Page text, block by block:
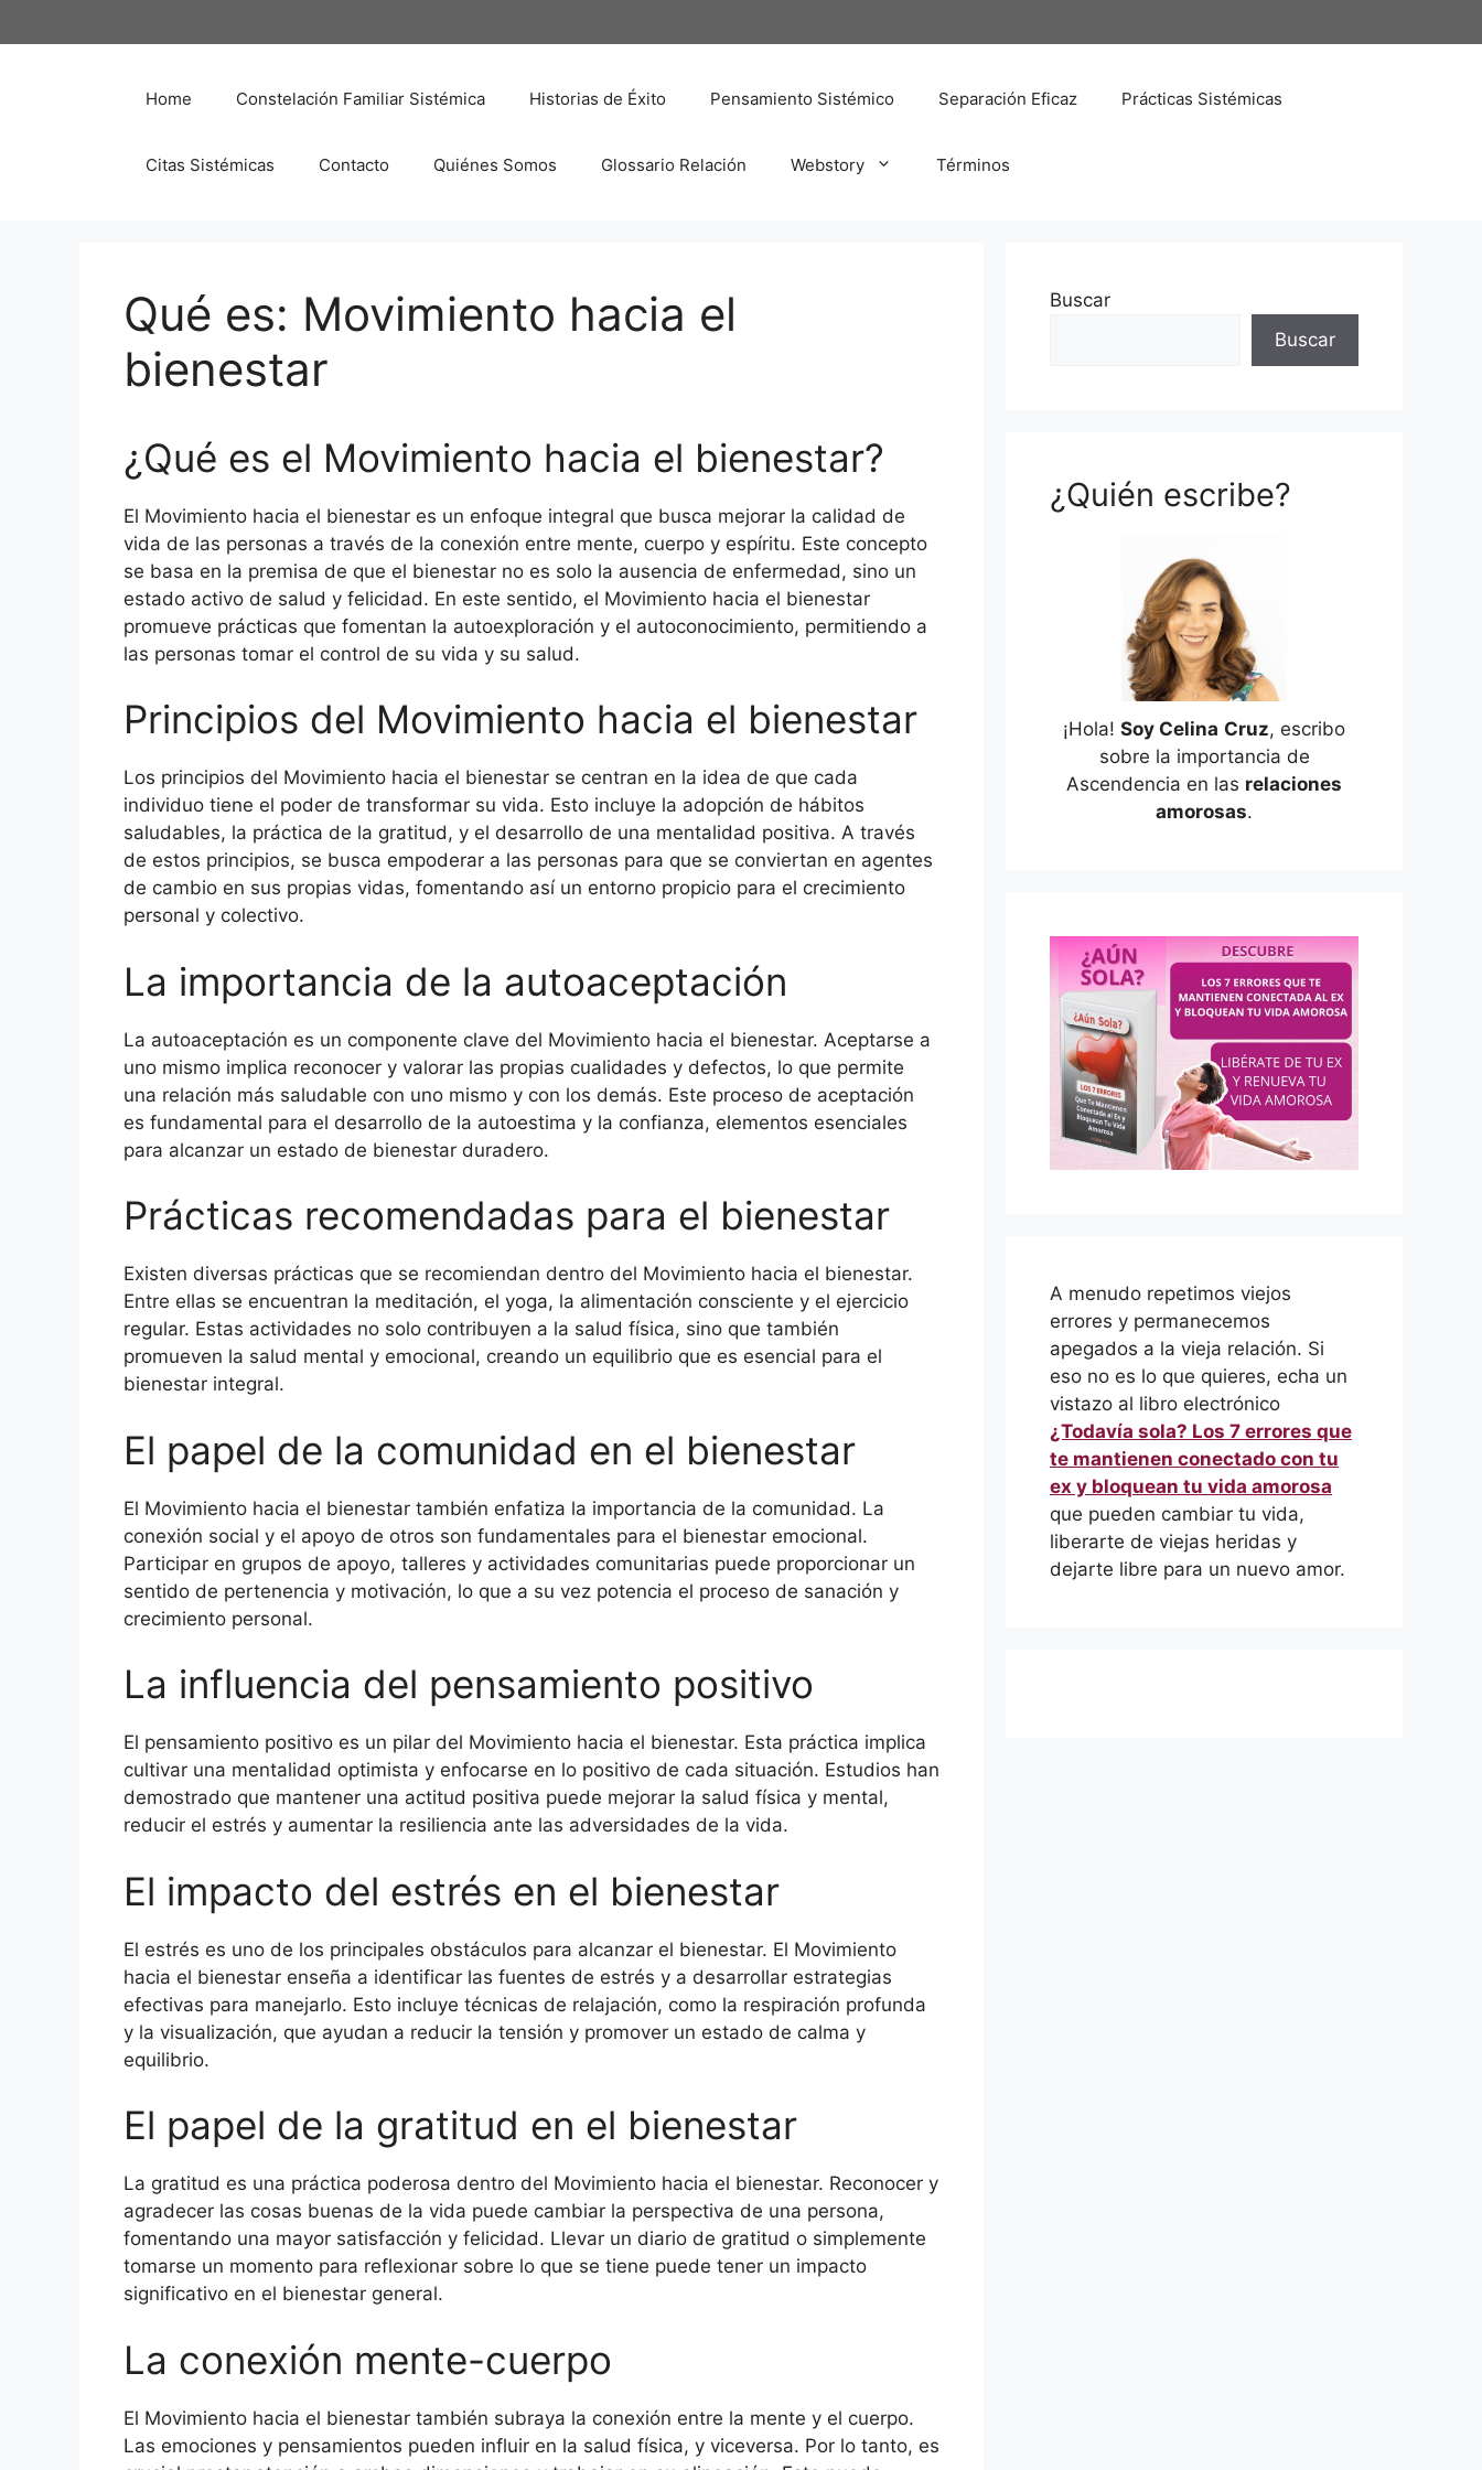
al
Home Constelación Familiar Sistémica Historias de Éxito Pensamiento Sistémico Separación Eficaz Prácticas Sistémicas
Citas Sistémicas Contacto Quiénes Somos Glossario Relación Webstory Términos
Qué es: Movimiento hacia el
bienestar
¿Qué es el Movimiento hacia el bienestar?
El Movimiento hacia el bienestar es un enfoque integral que busca mejorar la calidad de
vida de las personas a través de la conexión entre mente, cuerpo y espíritu. Este concepto
se basa en la premisa de que el bienestar no es solo la ausencia de enfermedad, sino un
estado activo de salud y felicidad. En este sentido, el Movimiento hacia el bienestar
promueve prácticas que fomentan la autoexploración y el autoconocimiento, permitiendo a
las personas tomar el control de su vida y su salud.
Principios del Movimiento hacia el bienestar
Los principios del Movimiento hacia el bienestar se centran en la idea de que cada
individuo tiene el poder de transformar su vida. Esto incluye la adopción de hábitos
saludables, la práctica de la gratitud, y el desarrollo de una mentalidad positiva. A través
de estos principios, se busca empoderar a las personas para que se conviertan en agentes
de cambio en sus propias vidas, fomentando así un entorno propicio para el crecimiento
personal y colectivo.
La importancia de la autoaceptación
La autoaceptación es un componente clave del Movimiento hacia el bienestar. Aceptarse a
uno mismo implica reconocer y valorar las propias cualidades y defectos, lo que permite
una relación más saludable con uno mismo y con los demás. Este proceso de aceptación
es fundamental para el desarrollo de la autoestima y la confianza, elementos esenciales
para alcanzar un estado de bienestar duradero.
Prácticas recomendadas para el bienestar
Existen diversas prácticas que se recomiendan dentro del Movimiento hacia el bienestar.
Entre ellas se encuentran la meditación, el yoga, la alimentación consciente y el ejercicio
regular. Estas actividades no solo contribuyen a la salud física, sino que también
promueven la salud mental y emocional, creando un equilibrio que es esencial para el
bienestar integral.
El papel de la comunidad en el bienestar
El Movimiento hacia el bienestar también enfatiza la importancia de la comunidad. La
conexión social y el apoyo de otros son fundamentales para el bienestar emocional.
Participar en grupos de apoyo, talleres y actividades comunitarias puede proporcionar un
sentido de pertenencia y motivación, lo que a su vez potencia el proceso de sanación y
crecimiento personal.
La influencia del pensamiento positivo
El pensamiento positivo es un pilar del Movimiento hacia el bienestar. Esta práctica implica
cultivar una mentalidad optimista y enfocarse en lo positivo de cada situación. Estudios han
demostrado que mantener una actitud positiva puede mejorar la salud física y mental,
reducir el estrés y aumentar la resiliencia ante las adversidades de la vida.
El impacto del estrés en el bienestar
El estrés es uno de los principales obstáculos para alcanzar el bienestar. El Movimiento
hacia el bienestar enseña a identificar las fuentes de estrés y a desarrollar estrategias
efectivas para manejarlo. Esto incluye técnicas de relajación, como la respiración profunda
y la visualización, que ayudan a reducir la tensión y promover un estado de calma y
equilibrio.
El papel de la gratitud en el bienestar
La gratitud es una práctica poderosa dentro del Movimiento hacia el bienestar. Reconocer y
agradecer las cosas buenas de la vida puede cambiar la perspectiva de una persona,
fomentando una mayor satisfacción y felicidad. Llevar un diario de gratitud o simplemente
tomarse un momento para reflexionar sobre lo que se tiene puede tener un impacto
significativo en el bienestar general.
La conexión mente-cuerpo
El Movimiento hacia el bienestar también subraya la conexión entre la mente y el cuerpo.
Las emociones y pensamientos pueden influir en la salud física, y viceversa. Por lo tanto, es
Buscar
Buscar
¿Quién escribe?
¡Hola! Soy Celina Cruz, escribo
sobre la importancia de
Ascendencia en las relaciones
amorosas.
A menudo repetimos viejos
errores y permanecemos
apegados a la vieja relación. Si
eso no es lo que quieres, echa un
vistazo al libro electrónico
¿Todavía sola? Los 7 errores que
te mantienen conectado con tu
ex y bloquean tu vida amorosa
que pueden cambiar tu vida,
liberarte de viejas heridas y
dejarte libre para un nuevo amor.